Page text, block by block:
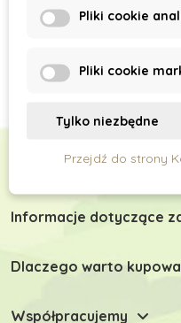
Chętnie Państwu
Informacje dotyczące
Dlaczego warto
Współpracujemy
Pliki cookie
Pliki cookie
Tylko niezbędne
Przejdź do strony